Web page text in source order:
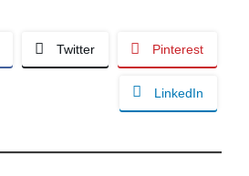
Twitter Pinterest
LinkedIn